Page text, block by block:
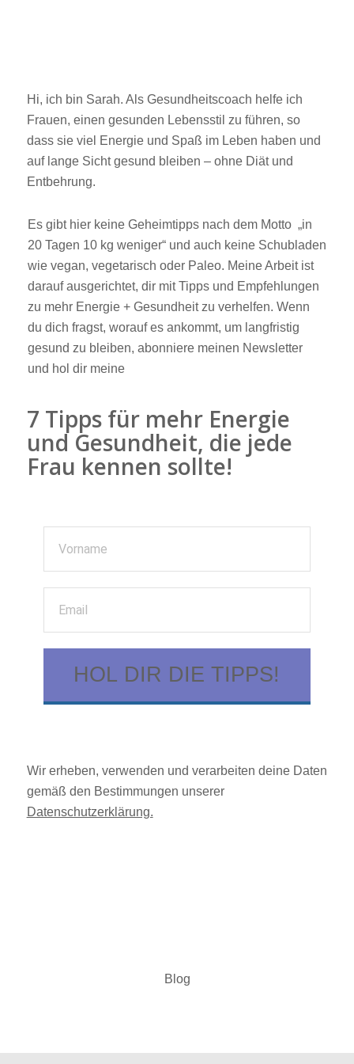
Hi, ich bin Sarah. Als Gesundheitscoach helfe ich
Frauen, einen gesunden Lebensstil zu führen, so
dass sie viel Energie und Spaß im Leben haben und
auf lange Sicht gesund bleiben – ohne Diät und
Entbehrung.
Es gibt hier keine Geheimtipps nach dem Motto „in
20 Tagen 10 kg weniger“ und auch keine Schubladen
wie vegan, vegetarisch oder Paleo. Meine Arbeit ist
darauf ausgerichtet, dir mit Tipps und Empfehlungen
zu mehr Energie + Gesundheit zu verhelfen. Wenn
du dich fragst, worauf es ankommt, um langfristig
gesund zu bleiben, abonniere meinen Newsletter
und hol dir meine
7 Tipps für mehr Energie
und Gesundheit, die jede
Frau kennen sollte!
HOL DIR DIE TIPPS!
Wir erheben, verwenden und verarbeiten deine Daten
gemäß den Bestimmungen unserer
Datenschutzerklärung.
Blog